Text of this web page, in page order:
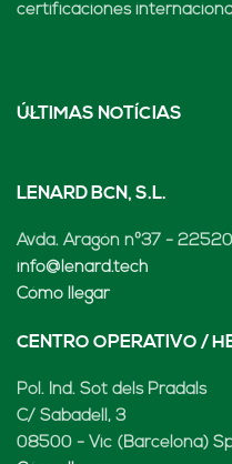
certificaciones
ÚLTIMAS NOTÍCIAS
LENARD BCN, S.L.
Avda. Aragón nº37 -
info@lenard.tech
Cómo llegar
CENTRO OPERATIVO /
Pol. Ind. Sot dels Pradals
C/ Sabadell, 3
08500 - Vic (Barcelona)